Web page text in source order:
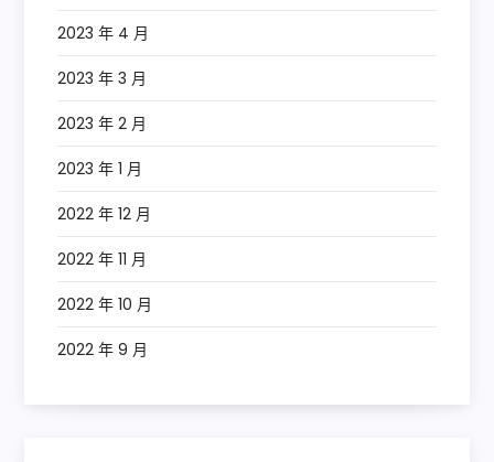
2023 年 4 月
2023 年 3 月
2023 年 2 月
2023 年 1 月
2022 年 12 月
2022 年 11 月
2022 年 10 月
2022 年 9 月